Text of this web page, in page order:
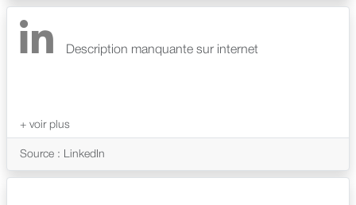
Description manquante sur internet
Source : LinkedIn